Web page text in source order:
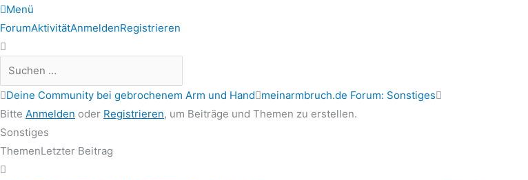
Menü
Forum-
Navigation
ForumAktivitätAnmeldenRegistrieren
Forum-
Breadcrumbs
-
Du
bist
hier:
Deine Community bei gebrochenem Arm und Hand meinarmbruch.de Forum: Sonstiges
Bitte Anmelden oder Registrieren, um Beiträge und Themen zu erstellen.
Sonstiges
ThemenLetzter Beitrag